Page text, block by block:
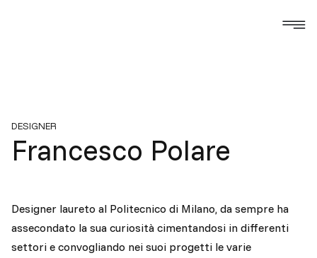
DESIGNER
Francesco Polare
Designer laureto al Politecnico di Milano, da sempre ha
assecondato la sua curiosità cimentandosi in differenti
settori e convogliando nei suoi progetti le varie